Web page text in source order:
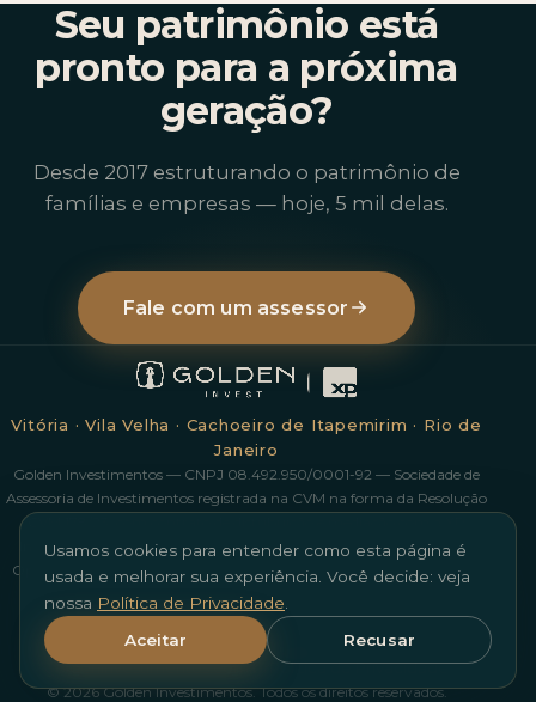
Seu patrimônio está
pronto para a próxima
geração?
Desde 2017 estruturando o patrimônio de
famílias e empresas — hoje, 5 mil delas.
Fale com um assessor
Vitória · Vila Velha · Cachoeiro de Itapemirim · Rio de
Janeiro
Golden Investimentos — CNPJ 08.492.950/0001-92 — Sociedade de
Assessoria de Investimentos registrada na CVM na forma da Resolução
CVM 178/23, com contrato de distribuição e mediação com a XP
Investimentos CCTVM S/A. Investimentos em ações possuem risco.
Operações com derivativos podem resultar em perdas superiores aos
valores investidos. Rentabilidade passada não é garantia de
rentabilidade futura. Ouvidoria XP: 0800 722 3730.
Nossa Equipe EscritóriosTrabalhe Conosco
goldeninvestimentos.com.br
Política de Privacidade
© 2026 Golden Investimentos. Todos os direitos reservados.
Usamos cookies para entender como esta página é
usada e melhorar sua experiência. Você decide: veja
nossa Política de Privacidade
Recusar
Aceitar